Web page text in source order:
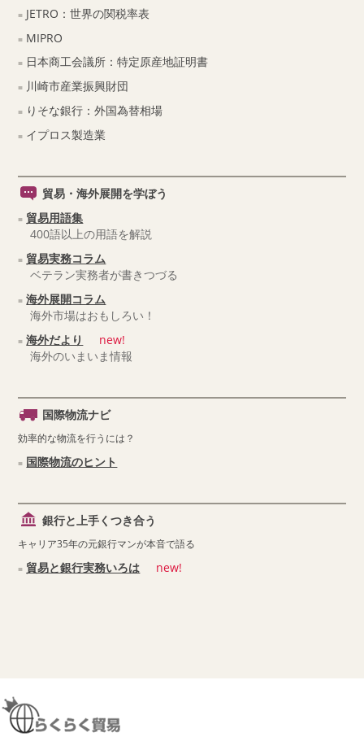
JETRO：世界の関税率表
MIPRO
日本商工会議所：特定原産地証明書
川崎市産業振興財団
りそな銀行：外国為替相場
イプロス製造業
貿易・海外展開を学ぼう
貿易用語集
400語以上の用語を解説
貿易実務コラム
ベテラン実務者が書きつづる
海外展開コラム
海外市場はおもしろい！
海外だより
new!
海外のいまいま情報
国際物流ナビ
効率的な物流を行うには？
国際物流のヒント
銀行と上手くつき合う
キャリア35年の元銀行マンが本音で語る
貿易と銀行実務いろは new!